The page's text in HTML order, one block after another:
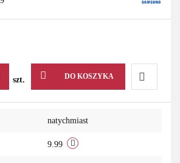
szt. DO KOSZYKA
Do
natychmiast
9.99